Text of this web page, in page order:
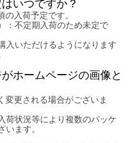
いつですか？
入荷予定です。
：不定期入荷のため未定で
入いただけるようになります
ホームページの画像と
変更される場合がございま
荷状況等により複数のパッケ
います。